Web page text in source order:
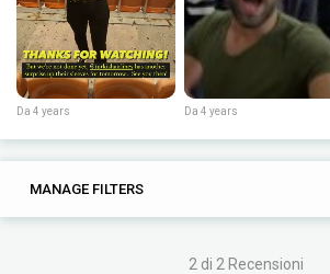
Da 4 years Da 4 years
TAGS 0
MANAGE FILTERS
2 di 2 Recensioni